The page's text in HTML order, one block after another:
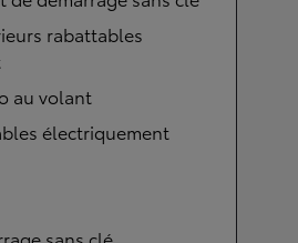
rabattables
au volant
électriquement